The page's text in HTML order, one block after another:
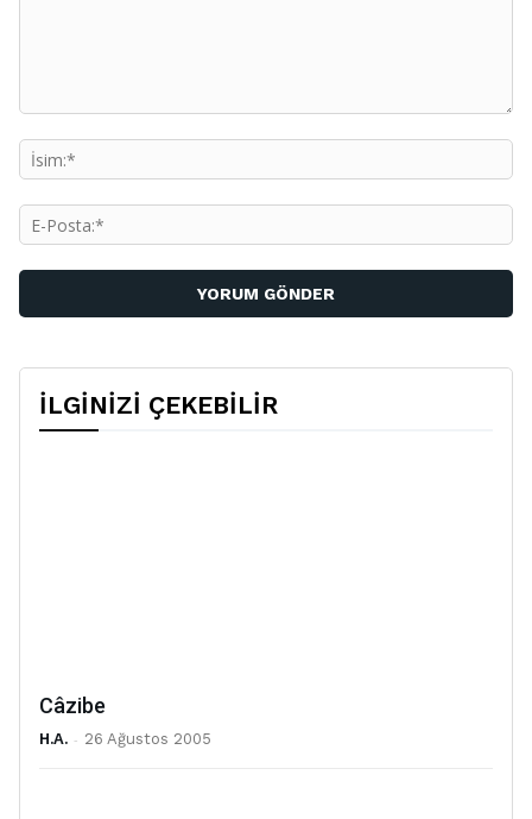
İLGİNİZİ ÇEKEBİLİR
Câzibe
H.A. - 26 Ağustos 2005